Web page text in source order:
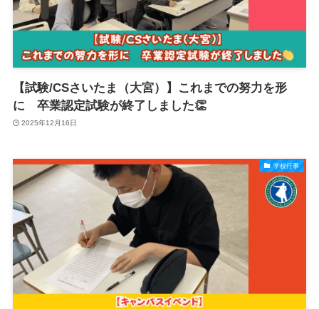
【試験/CSさいたま（大宮）】これまでの努力を形
に 卒業認定試験が終了しました👏
2025年12月16日
学校行事